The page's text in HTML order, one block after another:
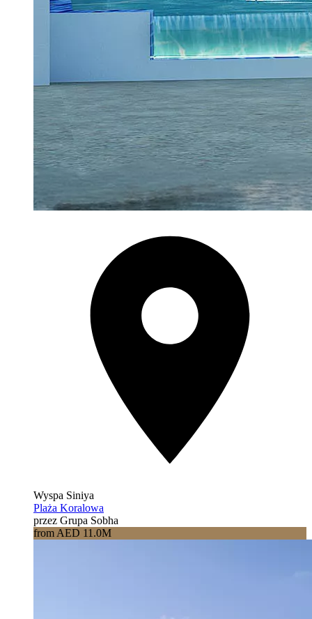
Wyspa Siniya
Plaża Koralowa
przez Grupa Sobha
from AED 11.0M